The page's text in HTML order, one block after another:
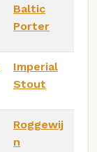
Baltic
Porter
Imperial
Stout
Roggewij
n